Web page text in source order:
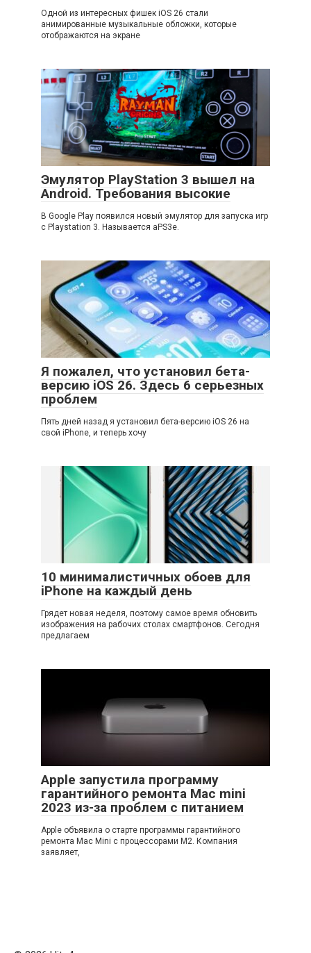
Одной из интересных фишек iOS 26 стали
анимированные музыкальные обложки, которые
отображаются на экране
Эмулятор PlayStation 3 вышел на
Android. Требования высокие
В Google Play появился новый эмулятор для запуска игр
с Playstation 3. Называется aPS3e.
Я пожалел, что установил бета-
версию iOS 26. Здесь 6 серьезных
проблем
Пять дней назад я установил бета-версию iOS 26 на
свой iPhone, и теперь хочу
10 минималистичных обоев для
iPhone на каждый день
Грядет новая неделя, поэтому самое время обновить
изображения на рабочих столах смартфонов. Сегодня
предлагаем
Apple запустила программу
гарантийного ремонта Mac mini
2023 из-за проблем с питанием
Apple объявила о старте программы гарантийного
ремонта Mac Mini с процессорами M2. Компания
заявляет,